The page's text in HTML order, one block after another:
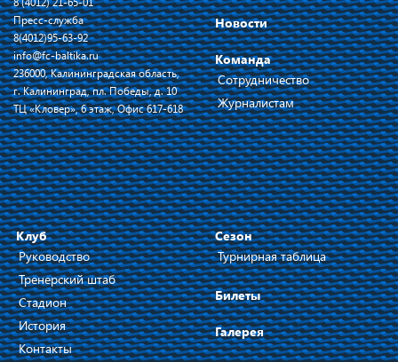
Пресс-служба
8(4012)95-63-92
info@fc-baltika.ru
236000, Калининградская область,
г. Калининград, пл. Победы, д. 10
ТЦ «Кловер», 6 этаж, Офис 617-618
Новости
Команда
Сотрудничество
Журналистам
Клуб
Руководство
Тренерский штаб
Стадион
История
Контакты
Сезон
Турнирная таблица
Билеты
Галерея